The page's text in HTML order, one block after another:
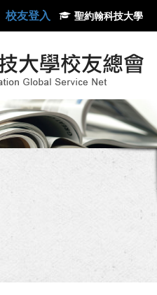
校友登入 聖約翰科技大學